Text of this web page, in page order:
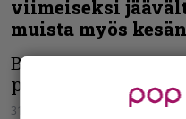
viimeiseksi
muista myös
Brasilialaislegenda
pussiin.
31.03.2026 Vesa Siltanen